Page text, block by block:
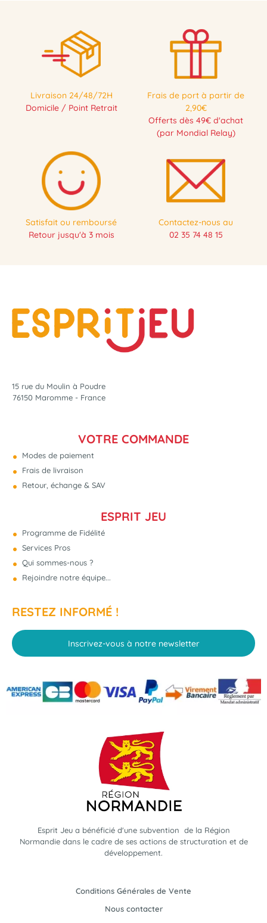
Livraison 24/48/72H
Domicile / Point Retrait
Frais de port à partir de
2,90€
Offerts dès 49€ d'achat
(par Mondial Relay)
Satisfait ou remboursé
Retour jusqu'à 3 mois
Contactez-nous au
02 35 74 48 15
15 rue du Moulin à Poudre
76150 Maromme - France
VOTRE COMMANDE
Modes de paiement
Frais de livraison
Retour, échange & SAV
ESPRIT JEU
Programme de Fidélité
Services Pros
Qui sommes-nous ?
Rejoindre notre équipe...
RESTEZ INFORMÉ !
Inscrivez-vous à notre newsletter
Esprit Jeu a bénéficié d'une subvention de la Région
Normandie dans le cadre de ses actions de structuration et de
développement.
Conditions Générales de Vente
Nous contacter